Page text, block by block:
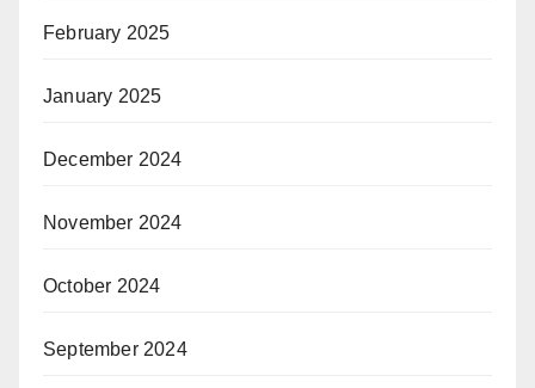
February 2025
January 2025
December 2024
November 2024
October 2024
September 2024